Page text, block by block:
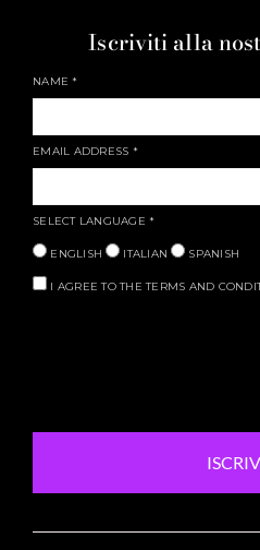
Iscriviti alla
NAME*
EMAIL ADDRESS *
SELECT LANGUAGE *
ENGLISH ITALIAN SPANISH
I AGREE TO THE TERMS AND